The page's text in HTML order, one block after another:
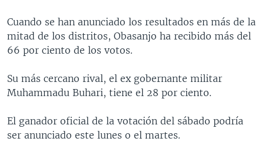
PERÚ
ECUADOR
VENEZUELA
BRASIL
GUATEMALA
HONDURAS
NICARAGUA
LIBERTAD DE PRENSA
MUNDO
ECONOMÍA
ENTRETENIMIENTO Y CULTURA
TECNOLOGÍA
DEPORTES
LIBERTAD DE PRENSA
UCRANIA
MULTIMEDIA
VIDEOS
FOTOGRAFÍA
AUDIOS
PROGRAMAS TV
EL MUNDO AL DÍA
FORO INTERAMERICANO
RADIO
AVANCE INFORMATIVO
DIRECT
Cuando se han anunciado los resultados en más de la
mitad de los distritos, Obasanjo ha recibido más del
66 por ciento de los votos.
Su más cercano rival, el ex gobernante militar
Muhammadu Buhari, tiene el 28 por ciento.
El ganador oficial de la votación del sábado podría
ser anunciado este lunes o el martes.